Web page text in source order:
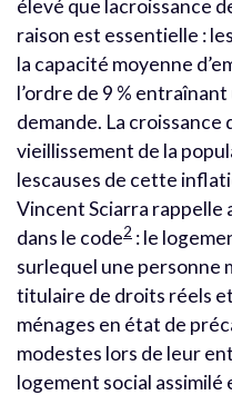
élevé que lacroissance
raison est essentielle :
la capacité moyenne
l’ordre de 9 %
demande. La
vieillissement de la
lescauses de cette
Vincent Sciarra rappelle
dans le code2 : le
surlequel une personne
titulaire de droits réels
ménages en état de
modestes lors de leur
logement social